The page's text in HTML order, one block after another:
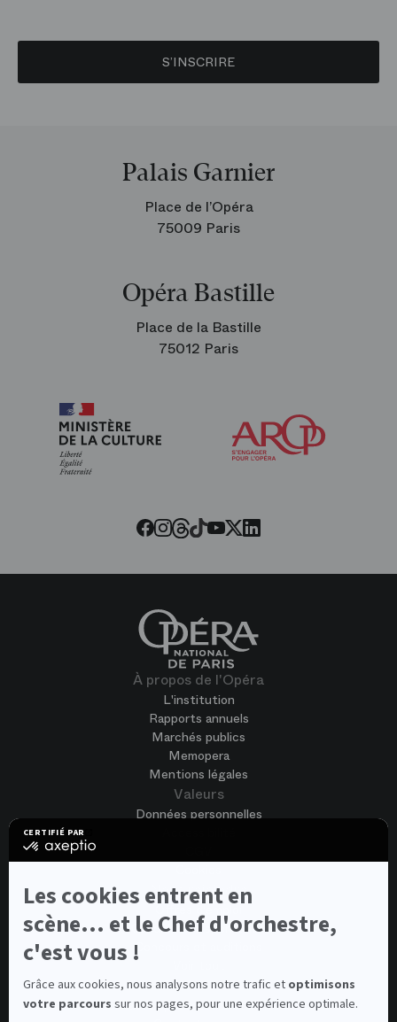
CERTIFIÉ PAR
certifié
En
plus
Axeptio
Les cookies entrent en
scène... et le Chef d'orchestre,
c'est vous !
Grâce aux cookies, nous analysons notre trafic et optimisons
votre parcours sur nos pages, pour une expérience optimale.
S’INSCRIRE
Palais Garnier
Place de l’Opéra
75009 Paris
Opéra Bastille
Place de la Bastille
75012 Paris
Facebook
Instagram
Threads
Tiktok
Youtube
Twitter
LinkedIn
À propos de l'Opéra
L'institution
Rapports annuels
Marchés publics
Memopera
Mentions légales
Valeurs
Données personnelles
Nous rejoindre
Offres d'emploi
Candidature spontanée
Concours et auditions
Contacts
Contacts spectateurs et visiteurs